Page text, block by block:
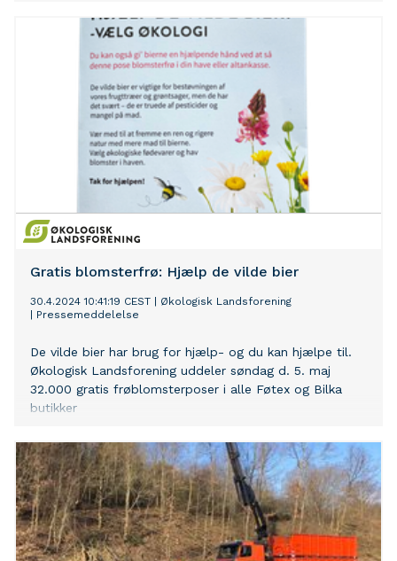
året rundt gavner de vilde bier.
Gratis blomsterfrø: Hjælp de vilde bier
30.4.2024 10:41:19 CEST
Økologisk Landsforening
Pressemeddelelse
De vilde bier har brug for hjælp- og du kan hjælpe til.
Økologisk Landsforening uddeler søndag d. 5. maj
32.000 gratis frøblomsterposer i alle Føtex og Bilka
butikker